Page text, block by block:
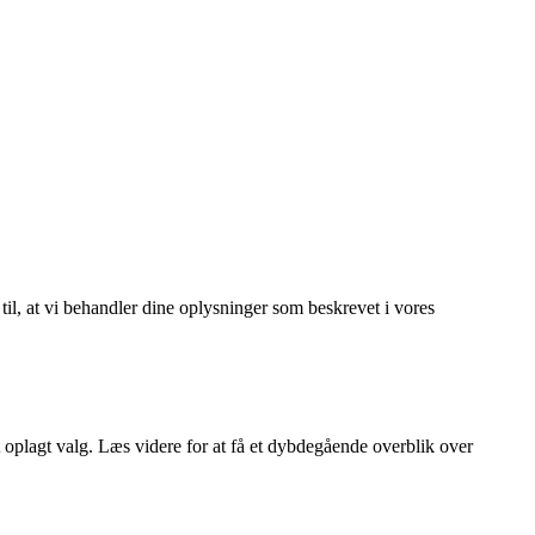
at vi behandler dine oplysninger som beskrevet i vores
oplagt valg. Læs videre for at få et dybdegående overblik over